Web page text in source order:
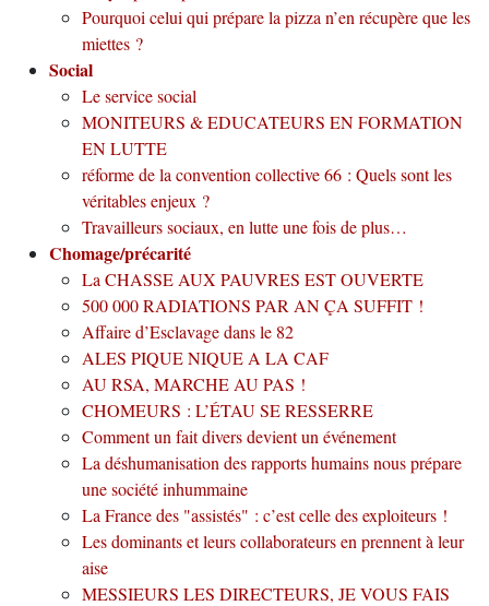
Pourquoi celui qui prépare la pizza n’en récupère que les
miettes ?
Social
Le service social
MONITEURS & EDUCATEURS EN FORMATION
EN LUTTE
réforme de la convention collective 66 : Quels sont les
véritables enjeux ?
Travailleurs sociaux, en lutte une fois de plus…
Chomage/précarité
La CHASSE AUX PAUVRES EST OUVERTE
500 000 RADIATIONS PAR AN ÇA SUFFIT !
Affaire d’Esclavage dans le 82
ALES PIQUE NIQUE A LA CAF
AU RSA, MARCHE AU PAS !
CHOMEURS : L’ÉTAU SE RESSERRE
Comment un fait divers devient un événement
La déshumanisation des rapports humains nous prépare
une société inhummaine
La France des "assistés" : c’est celle des exploiteurs !
Les dominants et leurs collaborateurs en prennent à leur
aise
MESSIEURS LES DIRECTEURS, JE VOUS FAIS